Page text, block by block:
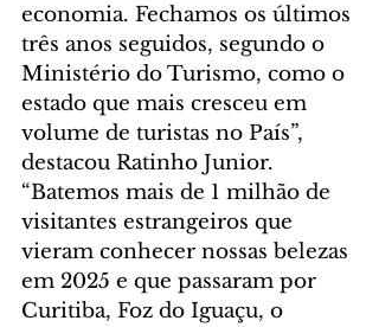
economia. Fechamos os últimos
três anos seguidos, segundo o
Ministério do Turismo, como o
estado que mais cresceu em
volume de turistas no País”,
destacou Ratinho Junior.
“Batemos mais de 1 milhão de
visitantes estrangeiros que
vieram conhecer nossas belezas
em 2025 e que passaram por
Curitiba, Foz do Iguaçu, o